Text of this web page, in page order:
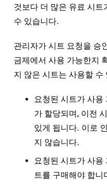
것보다 더 많은 유료 시트
수 있습니다.
관리자가 시트 요청을 승
금제에서 사용 가능한지
지 않은 시트는 사용할 수
요청된 시트가 사용
가 할당되며, 이전
있게 됩니다. 이로
지 않습니다.
요청된 시트가 사용
트를 구매해야 합니